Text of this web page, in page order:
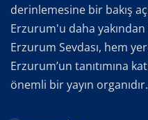
derinlemesine bir bakış
Erzurum'u daha yakından
Erzurum Sevdası, hem
Erzurum’un tanıtımına
önemli bir yayın organıdır.